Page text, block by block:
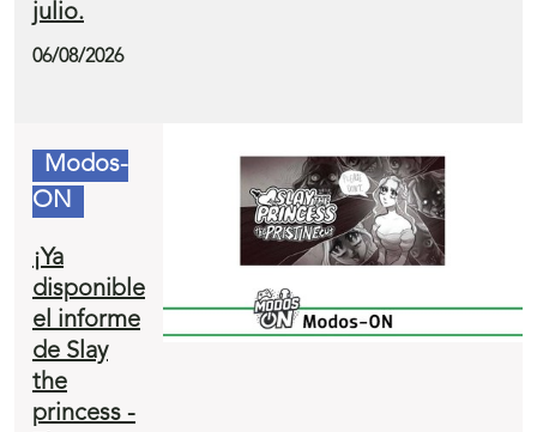
julio.
06/08/2026
Modos-
ON
¡Ya
disponible
el informe
de Slay
the
princess -